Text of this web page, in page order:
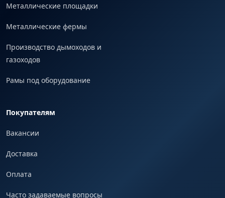
Металлические площадки
Металлические фермы
Производство дымоходов и
газоходов
Рамы под оборудование
Покупателям
Вакансии
Доставка
Оплата
Часто задаваемые вопросы